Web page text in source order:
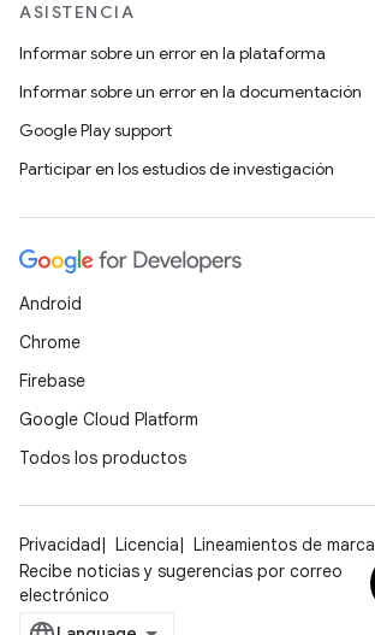
ASISTENCIA
Informar sobre un error en la plataforma
Informar sobre un error en la documentación
Google Play support
Participar en los estudios de investigación
Android
Chrome
Firebase
Google Cloud Platform
Todos los productos
Privacidad Licencia Lineamientos de marca
Recibe noticias y sugerencias por correo
electrónico